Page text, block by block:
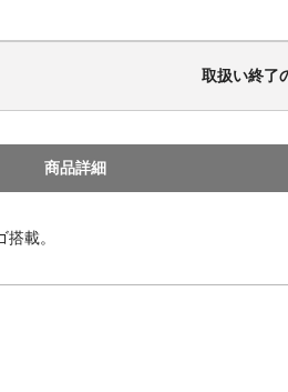
取扱い終了
商品詳細
載。